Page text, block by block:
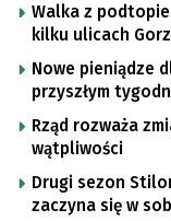
Walka z
kilku ulicach
Nowe pieniądze
przyszłym
Rząd rozważa
wątpliwości
Drugi sezon
zaczyna się w